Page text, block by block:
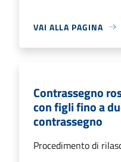
VAI ALLA PAGINA
Contrassegno
con figli fino a
contrassegno
Procedimento di